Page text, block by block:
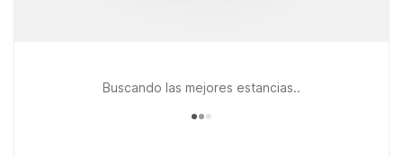
Buscando las mejores estancias..